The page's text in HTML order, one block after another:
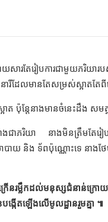
ែរៀបការជាមួយភរិយារប
រីដែលមានតែសម្រស់ស្អាតតែ
ប៉ុន្តែនាងមានចំនេះដឹង សម
រិយា នាងមិនត្រឹមតែរៀបចំ
យោបាយ និង ទ័ពប៉ុណ្ណោះទេ ន
ម្លឹកដល់មនុស្សជំនាន់ក្រោយ
ង្កើតឡើងលើមូលដ្ឋានរួមគ្នា ៕